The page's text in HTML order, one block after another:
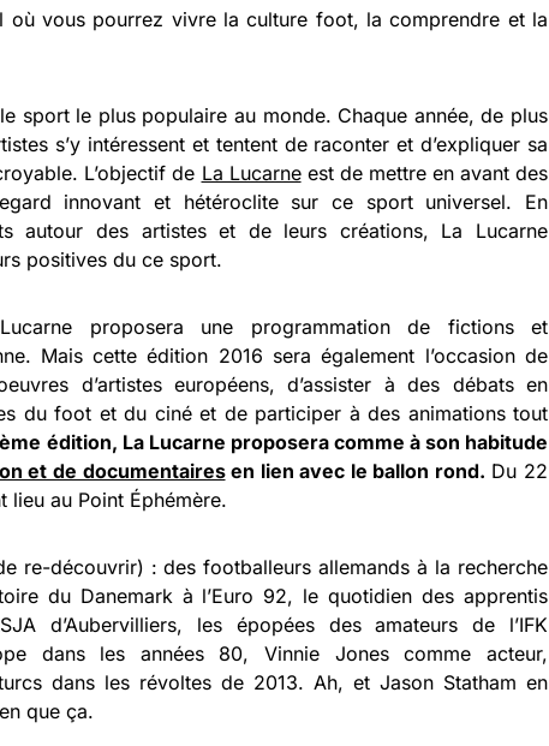
où vous pourrez vivre la culture foot, la comprendre et la
sport le plus populaire au monde. Chaque année, de plus
s’y intéressent et tentent de raconter et d’expliquer sa
L’objectif de La Lucarneest de mettre en avant des
innovant et hétéroclite sur ce sport universel. En
autour des artistes et de leurs créations, La Lucarne
positives du ce sport.
proposera une programmation de fictions et
Mais cette édition 2016 sera également l’occasion de
d’artistes européens, d’assister à des débats en
du foot et du ciné et de participer à des animations tout
édition, La Lucarne proposera comme à son habitude
et de documentairesen lien avec le ballon rond. Du 22
lieu au Point Éphémère.
re-découvrir) : des footballeurs allemands à la recherche
du Danemark à l’Euro 92, le quotidien des apprentis
d’Aubervilliers, les épopées des amateurs de l’IFK
dans les années 80, Vinnie Jones comme acteur,
dans les révoltes de 2013. Ah, et Jason Statham en
que ça.